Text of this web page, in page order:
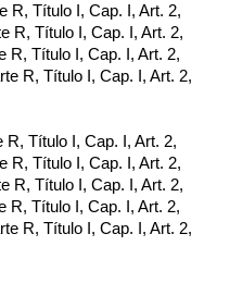
R, Título I, Cap. I, Art. 2,
R, Título I, Cap. I, Art. 2,
R, Título I, Cap. I, Art. 2,
R, Título I, Cap. I, Art. 2,
R, Título I, Cap. I, Art. 2,
R, Título I, Cap. I, Art. 2,
R, Título I, Cap. I, Art. 2,
R, Título I, Cap. I, Art. 2,
R, Título I, Cap. I, Art. 2,